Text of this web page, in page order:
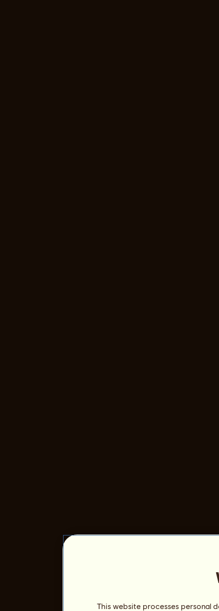
This website processes personal